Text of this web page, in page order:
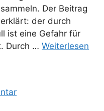
Der Beitrag
der durch
ist eine Gefahr für
Durch … Weiterlesen